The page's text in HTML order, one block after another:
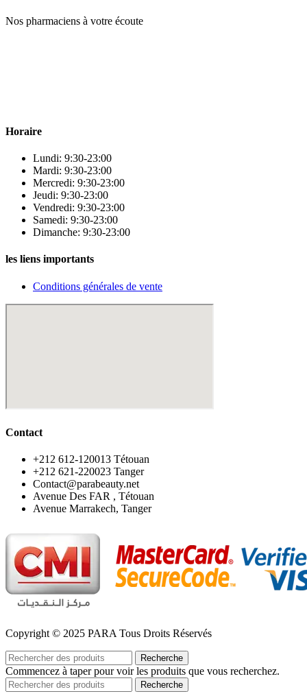
Nos pharmaciens à votre écoute
Horaire
Lundi: 9:30-23:00
Mardi: 9:30-23:00
Mercredi: 9:30-23:00
Jeudi: 9:30-23:00
Vendredi: 9:30-23:00
Samedi: 9:30-23:00
Dimanche: 9:30-23:00
les liens importants
Conditions générales de vente
Contact
‪+212 612-120013 Tétouan
‪+212 621-220023 Tanger
Contact@parabeauty.net
Avenue Des FAR , Tétouan
Avenue Marrakech, Tanger
Copyright © 2025 PARA Tous Droits Réservés
Recherche
Commencez à taper pour voir les produits que vous recherchez.
Recherche